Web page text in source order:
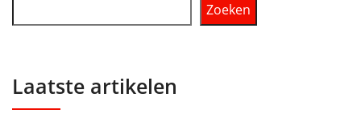
Zoeken
Laatste artikelen